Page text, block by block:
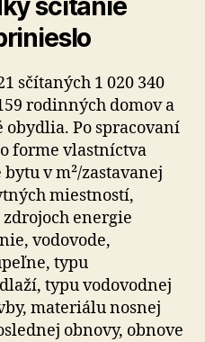
sčítanie
sčítaných 1 020 340
rodinných domov a
Po spracovaní
forme vlastníctva
v m²/zastavanej
miestností,
energie
vodovode,
typu
typu vodovodnej
materiálu nosnej
obnovy, obnove